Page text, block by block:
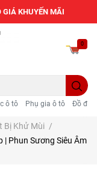
ô tô Phụ gia ô tô Đồ
0
Bị Khử Mùi /
| Phun Sương Siêu Âm
GIÁ KHUYẾN MÃI